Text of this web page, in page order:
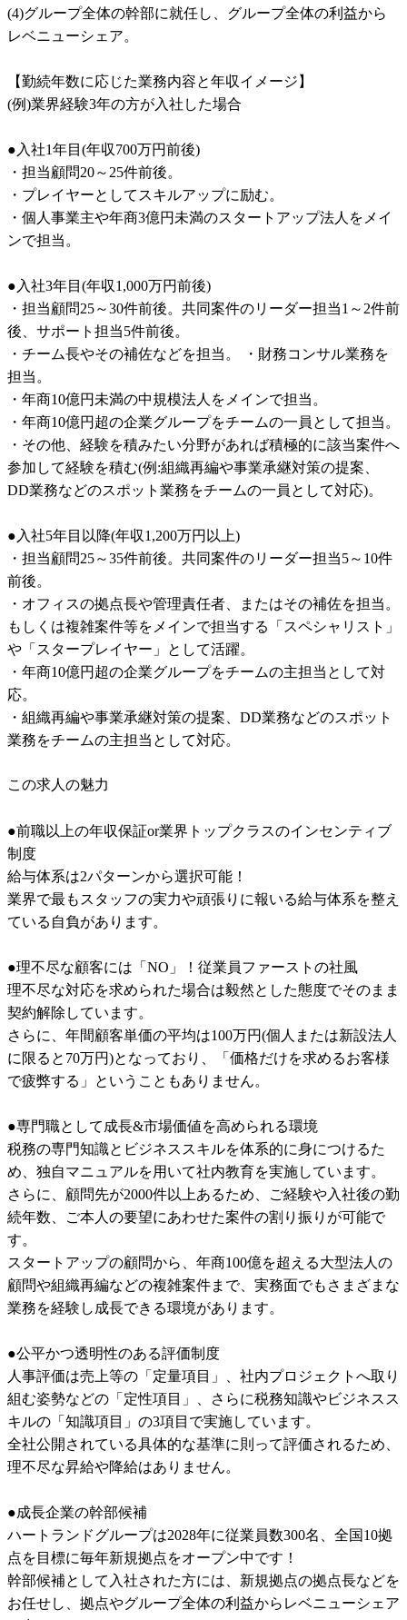
(4)グループ全体の幹部に就任し、グループ全体の利益から
レベニューシェア。
【勤続年数に応じた業務内容と年収イメージ】
(例)業界経験3年の方が入社した場合
●入社1年目(年収700万円前後)
・担当顧問20～25件前後。
・プレイヤーとしてスキルアップに励む。
・個人事業主や年商3億円未満のスタートアップ法人をメイ
ンで担当。
●入社3年目(年収1,000万円前後)
・担当顧問25～30件前後。共同案件のリーダー担当1～2件前
後、サポート担当5件前後。
・チーム長やその補佐などを担当。 ・財務コンサル業務を
担当。
・年商10億円未満の中規模法人をメインで担当。
・年商10億円超の企業グループをチームの一員として担当。
・その他、経験を積みたい分野があれば積極的に該当案件へ
参加して経験を積む(例:組織再編や事業承継対策の提案、
DD業務などのスポット業務をチームの一員として対応)。
●入社5年目以降(年収1,200万円以上)
・担当顧問25～35件前後。共同案件のリーダー担当5～10件
前後。
・オフィスの拠点長や管理責任者、またはその補佐を担当。
もしくは複雑案件等をメインで担当する「スペシャリスト」
や「スタープレイヤー」として活躍。
・年商10億円超の企業グループをチームの主担当として対
応。
・組織再編や事業承継対策の提案、DD業務などのスポット
この求人の魅力
●前職以上の年収保証or業界トップクラスのインセンティブ
制度
給与体系は2パターンから選択可能！
業界で最もスタッフの実力や頑張りに報いる給与体系を整え
ている自負があります。
●理不尽な顧客には「NO」！従業員ファーストの社風
理不尽な対応を求められた場合は毅然とした態度でそのまま
契約解除しています。
さらに、年間顧客単価の平均は100万円(個人または新設法人
に限ると70万円)となっており、「価格だけを求めるお客様
で疲弊する」ということもありません。
●専門職として成長&市場価値を高められる環境
税務の専門知識とビジネススキルを体系的に身につけるた
め、独自マニュアルを用いて社内教育を実施しています。
さらに、顧問先が2000件以上あるため、ご経験や入社後の勤
続年数、ご本人の要望にあわせた案件の割り振りが可能で
す。
スタートアップの顧問から、年商100億を超える大型法人の
顧問や組織再編などの複雑案件まで、実務面でもさまざまな
業務を経験し成長できる環境があります。
●公平かつ透明性のある評価制度
人事評価は売上等の「定量項目」、社内プロジェクトへ取り
組む姿勢などの「定性項目」、さらに税務知識やビジネスス
キルの「知識項目」の3項目で実施しています。
全社公開されている具体的な基準に則って評価されるため、
理不尽な昇給や降給はありません。
●成長企業の幹部候補
ハートランドグループは2028年に従業員数300名、全国10拠
点を目標に毎年新規拠点をオープン中です！
幹部候補として入社された方には、新規拠点の拠点長などを
お任せし、拠点やグループ全体の利益からレベニューシェア